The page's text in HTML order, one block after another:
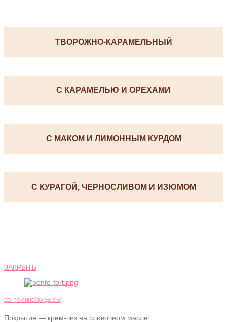
ТВОРОЖНО-КАРАМЕЛЬНЫЙ
С КАРАМЕЛЬЮ И ОРЕХАМИ
С МАКОМ И ЛИМОННЫМ КУРДОМ
С КУРАГОЙ, ЧЕРНОСЛИВОМ И ИЗЮМОМ
ЗАКРЫТЬ
БЕНТО-ЛИНЕЙКА (до 2 кг)
Покрытие — крем-чиз на сливочном масле